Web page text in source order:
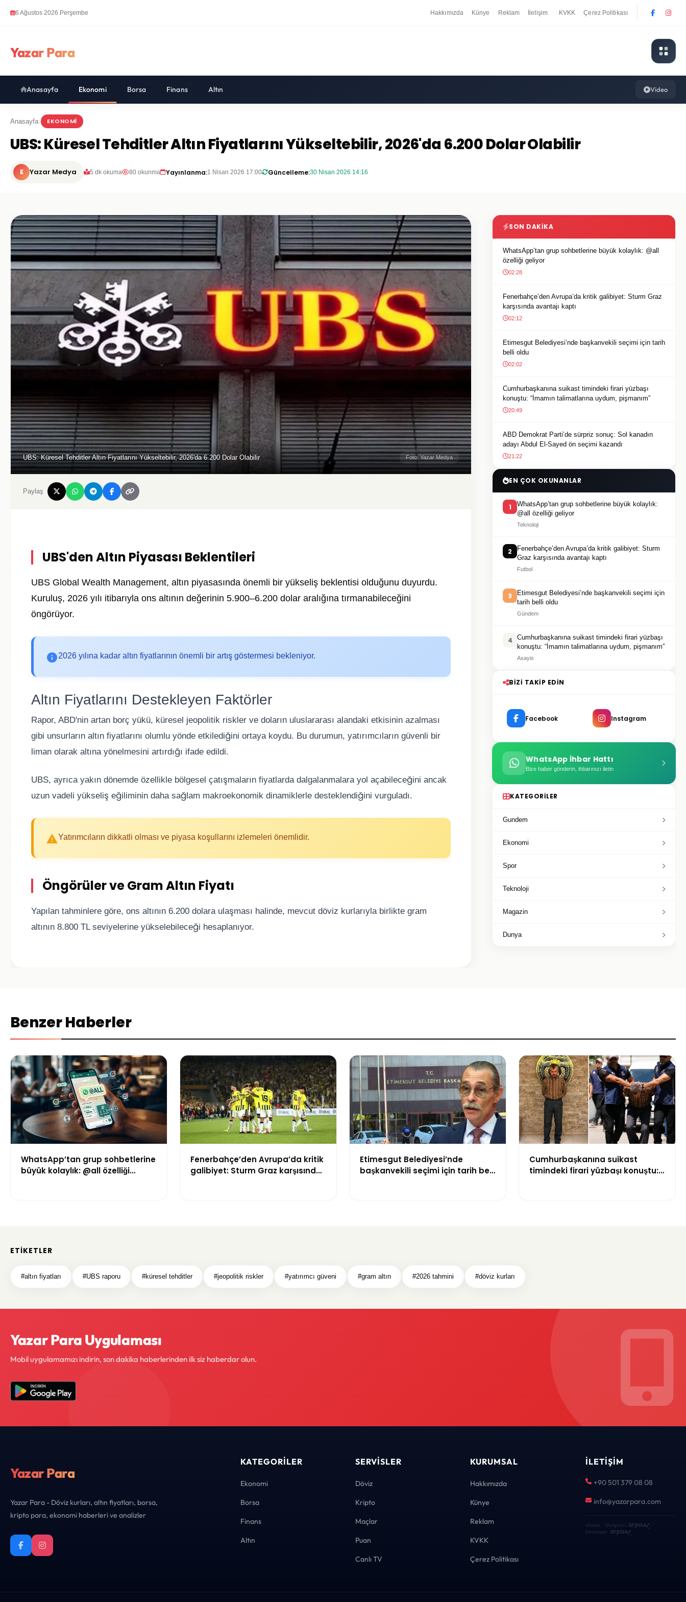
6 Ağustos 2026 Perşembe Hakkımızda Künye Reklam İletişim KVKK Çerez Politikası
Yazar Para
Anasayfa Ekonomi Borsa Finans Altın Video
Anasayfa EKONOMI
UBS: Küresel Tehditler Altın Fiyatlarını Yükseltebilir, 2026'da 6.200 Dolar Olabilir
E Yazar Medya 5 dk okuma 80 okunma Yayınlanma:1 Nisan 2026 17:00 Güncelleme:30 Nisan 2026 14:16
UBS: Küresel Tehditler Altın Fiyatlarını Yükseltebilir, 2026'da 6.200 Dolar Olabilir Foto: Yazar Medya
Paylaş
UBS'den Altın Piyasası Beklentileri
UBS Global Wealth Management, altın piyasasında önemli bir yükseliş beklentisi olduğunu duyurdu.
Kuruluş, 2026 yılı itibarıyla ons altının değerinin 5.900–6.200 dolar aralığına tırmanabileceğini
öngörüyor.
2026 yılına kadar altın fiyatlarının önemli bir artış göstermesi bekleniyor.
Altın Fiyatlarını Destekleyen Faktörler
Rapor, ABD'nin artan borç yükü, küresel jeopolitik riskler ve doların uluslararası alandaki etkisinin azalması
gibi unsurların altın fiyatlarını olumlu yönde etkilediğini ortaya koydu. Bu durumun, yatırımcıların güvenli bir
liman olarak altına yönelmesini artırdığı ifade edildi.
UBS, ayrıca yakın dönemde özellikle bölgesel çatışmaların fiyatlarda dalgalanmalara yol açabileceğini ancak
uzun vadeli yükseliş eğiliminin daha sağlam makroekonomik dinamiklerle desteklendiğini vurguladı.
Yatırımcıların dikkatli olması ve piyasa koşullarını izlemeleri önemlidir.
Öngörüler ve Gram Altın Fiyatı
Yapılan tahminlere göre, ons altının 6.200 dolara ulaşması halinde, mevcut döviz kurlarıyla birlikte gram
altının 8.800 TL seviyelerine yükselebileceği hesaplanıyor.
SON DAKIKA
WhatsApp’tan grup sohbetlerine büyük kolaylık: @all
özelliği geliyor
02:28
Fenerbahçe’den Avrupa’da kritik galibiyet: Sturm Graz
karşısında avantajı kaptı
02:12
Etimesgut Belediyesi’nde başkanvekili seçimi için tarih
belli oldu
02:02
Cumhurbaşkanına suikast timindeki firari yüzbaşı
konuştu: “İmamın talimatlarına uydum, pişmanım”
20:49
ABD Demokrat Parti’de sürpriz sonuç: Sol kanadın
adayı Abdul El-Sayed ön seçimi kazandı
21:22
EN ÇOK OKUNANLAR
1
WhatsApp’tan grup sohbetlerine büyük kolaylık:
@all özelliği geliyor
Teknoloji
2
Fenerbahçe’den Avrupa’da kritik galibiyet: Sturm
Graz karşısında avantajı kaptı
Futbol
3
Etimesgut Belediyesi’nde başkanvekili seçimi için
tarih belli oldu
Gündem
4
Cumhurbaşkanına suikast timindeki firari yüzbaşı
konuştu: “İmamın talimatlarına uydum, pişmanım”
Asayis
BIZI TAKIP EDIN
Facebook Instagram
WhatsApp İhbar Hattı
Bize haber gönderin, ihbarınızı iletin
KATEGORILER
Gundem
Ekonomi
Spor
Teknoloji
Magazin
Dunya
Benzer Haberler
WhatsApp’tan grup sohbetlerine
büyük kolaylık: @all özelliği
Fenerbahçe’den Avrupa’da kritik
galibiyet: Sturm Graz karşısında
Etimesgut Belediyesi’nde
başkanvekili seçimi için tarih belli
Cumhurbaşkanına suikast
timindeki firari yüzbaşı konuştu:
ETIKETLER
#altın fiyatları #UBS raporu #küresel tehditler #jeopolitik riskler #yatırımcı güveni #gram altın #2026 tahmini #döviz kurları
Yazar Para Uygulaması
Mobil uygulamamızı indirin, son dakika haberlerinden ilk siz haberdar olun.
Yazar Para
Yazar Para - Döviz kurları, altın fiyatları, borsa,
kripto para, ekonomi haberleri ve analizler
KATEGORILER
Ekonomi
Borsa
Finans
Altın
SERVISLER
Döviz
Kripto
Maçlar
Puan
Canlı TV
KURUMSAL
Hakkımızda
Künye
Reklam
KVKK
Çerez Politikası
İLETIŞIM
+90 501 379 08 08
info@yazarpara.com
eNews · Geliştirici KEYDAL·
Developer
KEYDAL